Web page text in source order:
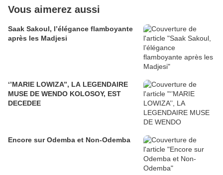
Vous aimerez aussi
Saak Sakoul, l’élégance flamboyante
après les Madjesi
‘’MARIE LOWIZA’’, LA LEGENDAIRE
MUSE DE WENDO KOLOSOY, EST
DECEDEE
Encore sur Odemba et Non-Odemba